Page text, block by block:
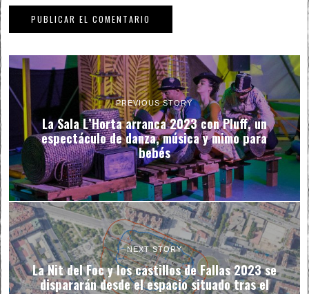
PREVIOUS STORY
La Sala L’Horta arranca 2023 con Pluff, un
espectáculo de danza, música y mimo para
bebés
NEXT STORY
La Nit del Foc y los castillos de Fallas 2023 se
dispararán desde el espacio situado tras el